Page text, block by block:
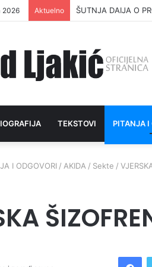
2026 Aktuelno ŠUTNJA DAIJA O
TEKSTOVI PITANJA I
I ODGOVORI / AKIDA / Sekte /